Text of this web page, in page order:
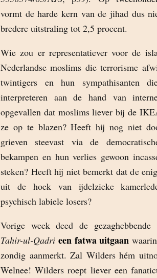
vormt de harde kern van de jihad dus
bredere uitstraling tot 2,5 procent.
Wie zou er representatiever voor de
Nederlandse moslims die terrorisme
twintigers en hun sympathisanten
interpreteren aan de hand van
opgevallen dat moslims liever bij de
ze op te blazen? Heeft hij nog niet
grieven steevast via de
bekampen en hun verlies gewoon
steken? Heeft hij niet bemerkt dat de
uit de hoek van ijdelzieke
psychisch labiele losers?
Vorige week deed de
Tahir-ul-Qadri een fatwa uitgaan
zondig aanmerkt. Zal Wilders hém
Welnee! Wilders roept liever een